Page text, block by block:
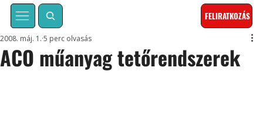
FELIRATKOZÁS
ACO műanyag tetőrendszerek
2008. máj. 1. 5 perc olvasás